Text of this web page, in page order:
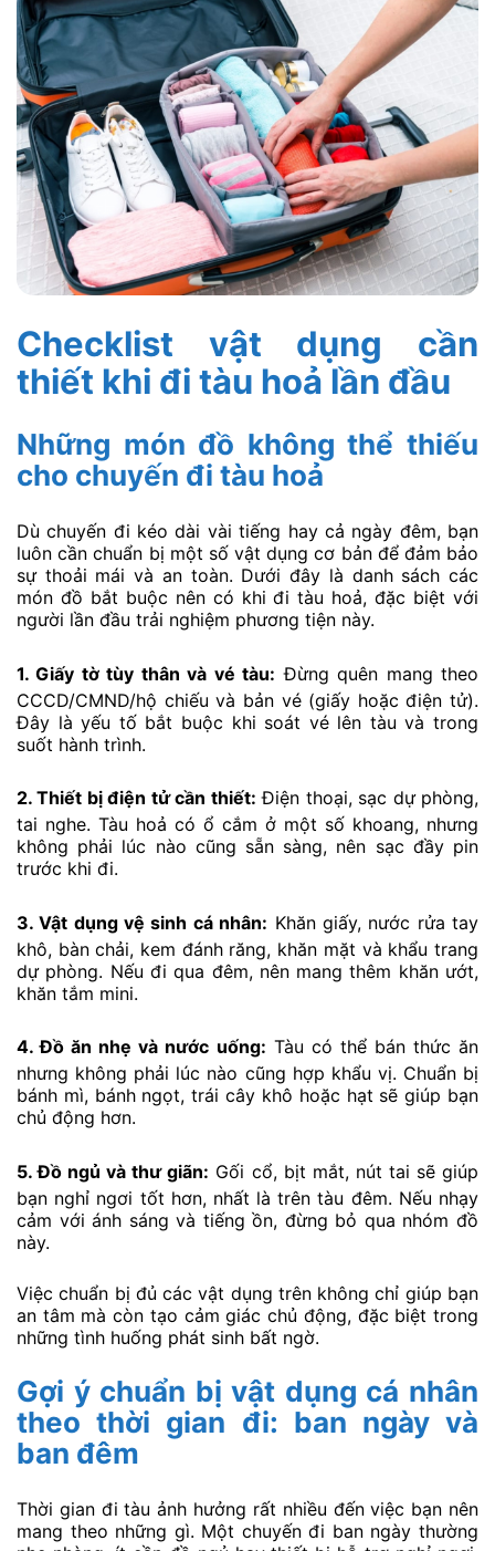
Checklist vật dụng cần
thiết khi đi tàu hoả lần đầu
Những món đồ không thể thiếu
cho chuyến đi tàu hoả
Dù chuyến đi kéo dài vài tiếng hay cả ngày đêm, bạn
luôn cần chuẩn bị một số vật dụng cơ bản để đảm bảo
sự thoải mái và an toàn. Dưới đây là danh sách các
món đồ bắt buộc nên có khi đi tàu hoả, đặc biệt với
người lần đầu trải nghiệm phương tiện này.
1. Giấy tờ tùy thân và vé tàu: Đừng quên mang theo
CCCD/CMND/hộ chiếu và bản vé (giấy hoặc điện tử).
Đây là yếu tố bắt buộc khi soát vé lên tàu và trong
suốt hành trình.
2. Thiết bị điện tử cần thiết: Điện thoại, sạc dự phòng,
tai nghe. Tàu hoả có ổ cắm ở một số khoang, nhưng
không phải lúc nào cũng sẵn sàng, nên sạc đầy pin
trước khi đi.
3. Vật dụng vệ sinh cá nhân: Khăn giấy, nước rửa tay
khô, bàn chải, kem đánh răng, khăn mặt và khẩu trang
dự phòng. Nếu đi qua đêm, nên mang thêm khăn ướt,
khăn tắm mini.
4. Đồ ăn nhẹ và nước uống: Tàu có thể bán thức ăn
nhưng không phải lúc nào cũng hợp khẩu vị. Chuẩn bị
bánh mì, bánh ngọt, trái cây khô hoặc hạt sẽ giúp bạn
chủ động hơn.
5. Đồ ngủ và thư giãn: Gối cổ, bịt mắt, nút tai sẽ giúp
bạn nghỉ ngơi tốt hơn, nhất là trên tàu đêm. Nếu nhạy
cảm với ánh sáng và tiếng ồn, đừng bỏ qua nhóm đồ
này.
Việc chuẩn bị đủ các vật dụng trên không chỉ giúp bạn
an tâm mà còn tạo cảm giác chủ động, đặc biệt trong
những tình huống phát sinh bất ngờ.
Gợi ý chuẩn bị vật dụng cá nhân
theo thời gian đi: ban ngày và
ban đêm
Thời gian đi tàu ảnh hưởng rất nhiều đến việc bạn nên
mang theo những gì. Một chuyến đi ban ngày thường